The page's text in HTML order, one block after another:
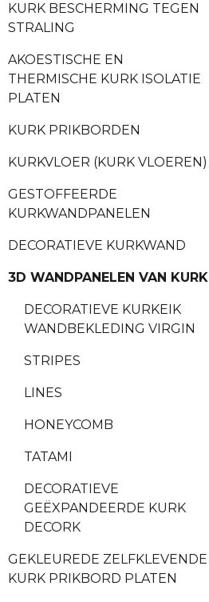
KURK BESCHERMING TEGEN
STRALING
AKOESTISCHE EN
THERMISCHE KURK ISOLATIE
PLATEN
KURK PRIKBORDEN
KURKVLOER (KURK VLOEREN)
GESTOFFEERDE
KURKWANDPANELEN
DECORATIEVE KURKWAND
3D WANDPANELEN VAN KURK
DECORATIEVE KURKEIK
WANDBEKLEDING VIRGIN
STRIPES
LINES
HONEYCOMB
TATAMI
DECORATIEVE
GEËXPANDEERDE KURK
DECORK
GEKLEUREDE ZELFKLEVENDE
KURK PRIKBORD PLATEN